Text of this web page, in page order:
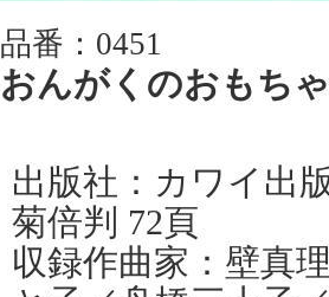
品番：0451
おんがくのおもち
出版社：カワイ出
菊倍判 72頁
収録作曲家：壁真